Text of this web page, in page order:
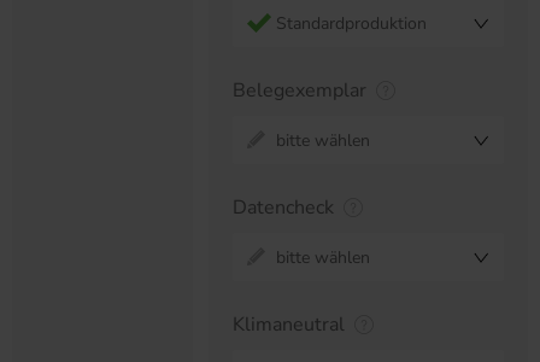
Standardproduktion
Belegexemplar
bitte wählen
Datencheck
bitte wählen
Klimaneutral